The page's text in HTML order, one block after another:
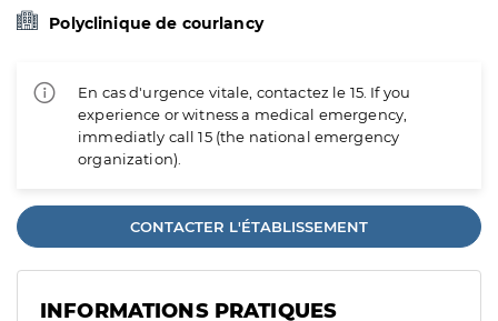
Polyclinique de courlancy
En cas d'urgence vitale, contactez le 15. If you
experience or witness a medical emergency,
immediatly call 15 (the national emergency
organization).
CONTACTER L'ÉTABLISSEMENT
INFORMATIONS PRATIQUES